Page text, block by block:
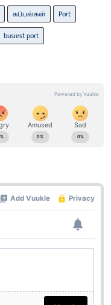
கப்பல்கள்
Port
busiest port